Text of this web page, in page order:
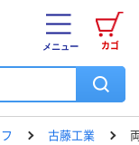
カゴ
メニュー
フ 古藤工業